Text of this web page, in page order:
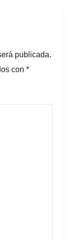
publicada.
con *